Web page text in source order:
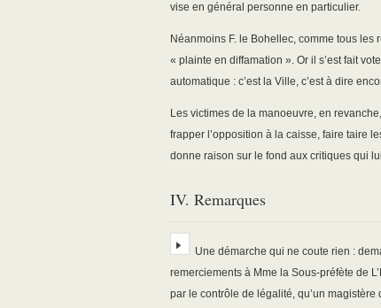
vise en général personne en particulier.
Néanmoins F. le Bohellec, comme tous
« plainte en diffamation ». Or il s’est fait
automatique : c’est la Ville, c’est à dire
Les victimes de la manoeuvre, en
frapper l’opposition à la caisse, faire taire
donne raison sur le fond aux critiques qui
IV. Remarques
Une démarche qui ne coute rien :
remerciements à Mme la Sous-préfète de
par le contrôle de légalité, qu’un